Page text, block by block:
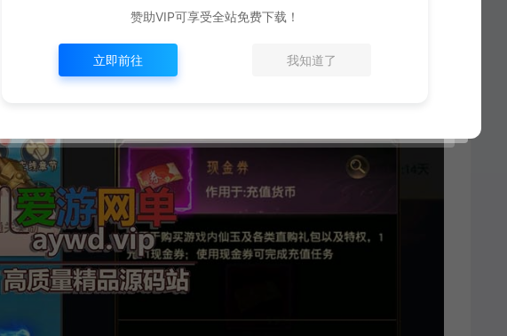
赞助VIP可享受全站免费下载！
立即前往 我知道了